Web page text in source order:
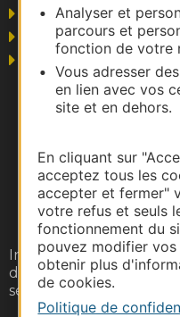
Analyser et
parcours et
fonction de votre
Vous adresser
en lien avec vos
site et en dehors.
En cliquant sur
acceptez tous les
accepter et fermer"
votre refus et seuls
fonctionnement du
pouvez modifier
obtenir plus
de cookies.
Politique de
Grand public
Business/Mice
Pros du tourisme
Inscrivez-vous
d'information pour
séjours, de visites et de